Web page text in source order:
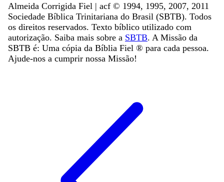
Almeida Corrigida Fiel | acf ©️ 1994, 1995, 2007, 2011
Sociedade Bíblica Trinitariana do Brasil (SBTB). Todos
os direitos reservados. Texto bíblico utilizado com
autorização. Saiba mais sobre a SBTB. A Missão da
SBTB é: Uma cópia da Bíblia Fiel ®️ para cada pessoa.
Ajude-nos a cumprir nossa Missão!